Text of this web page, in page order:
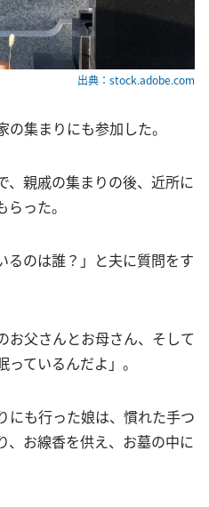
出典：stock.adobe.com
集まりにも参加した。
、親戚の集まりの後、近所に
った。
るのは誰？」と夫に質問をす
お父さんとお母さん、そして
ているんだよ」。
にも行った娘は、慣れた手つ
、お線香を供え、お墓の中に